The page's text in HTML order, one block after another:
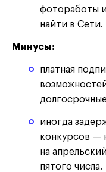
фотоработы
найти в Сети.
Минусы:
платная
иногда
конкурсов —
на
пятого числа.